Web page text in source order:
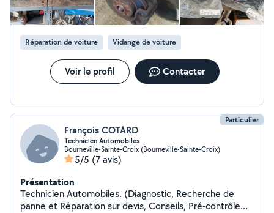
Réparation de voiture Vidange de voiture
Voir le profil Contacter
Particulier
François COTARD
Technicien Automobiles
Bourneville-Sainte-Croix (Bourneville-Sainte-Croix)
5/5 (7 avis)
Présentation
Technicien Automobiles. (Diagnostic, Recherche de
panne et Réparation sur devis, Conseils, Pré-contrôle